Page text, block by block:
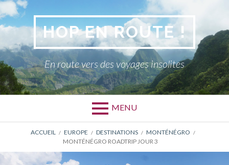
Aller
au
contenu
HOP EN ROUTE !
En route vers des voyages insolites
MENU
FIL
D'ARIANE
ACCUEIL EUROPE DESTINATIONS
MONTÉNÉGRO
MONTÉNÉGRO ROADTRIP JOUR 3